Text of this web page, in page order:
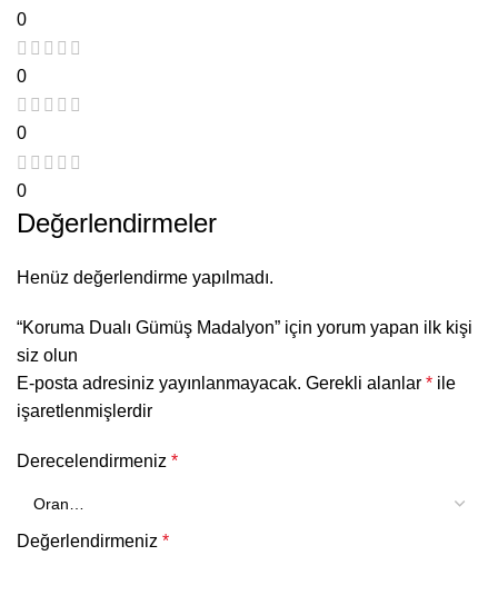
0
0
0
0
Değerlendirmeler
Henüz değerlendirme yapılmadı.
“Koruma Dualı Gümüş Madalyon” için yorum yapan ilk kişi
siz olun
E-posta adresiniz yayınlanmayacak. Gerekli alanlar * ile
işaretlenmişlerdir
Derecelendirmeniz *
Değerlendirmeniz *